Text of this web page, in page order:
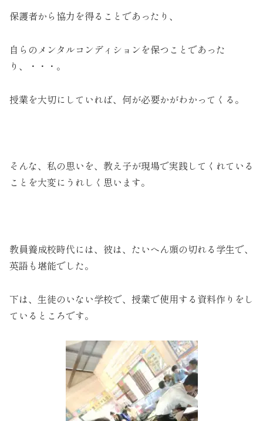
保護者から協力を得ることであったり、
自らのメンタルコンディションを保つことであった
り、・・・。
授業を大切にしていれば、何が必要かがわかってくる。
そんな、私の思いを、教え子が現場で実践してくれている
ことを大変にうれしく思います。
教員養成校時代には、彼は、たいへん頭の切れる学生で、
英語も堪能でした。
下は、生徒のいない学校で、授業で使用する資料作りをし
ているところです。